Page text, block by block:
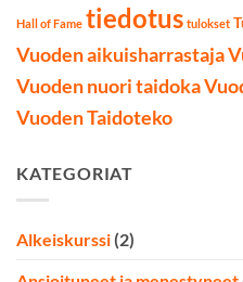
Hall of Fame tiedotus tulokset
Vuoden aikuisharrastaja
Vuoden nuori taidoka
Vuoden Taidoteko
KATEGORIAT
Alkeiskurssi (2)